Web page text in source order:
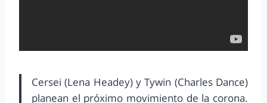
Cersei (Lena Headey) y Tywin (Charles Dance)
planean el próximo movimiento de la corona.